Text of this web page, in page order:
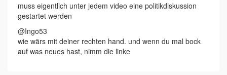
muss eigentlich unter jedem video eine politikdiskussion
gestartet werden
@Ingo53
wie wärs mit deiner rechten hand. und wenn du mal bock
auf was neues hast, nimm die linke